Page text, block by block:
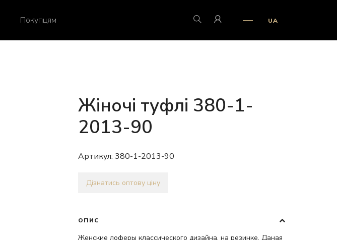
Покупцям UA
Жіночі туфлі 380-1-
2013-90
Артикул: 380-1-2013-90
Дізнатись оптову ціну
ОПИС
Женские лоферы классического дизайна, на резинке. Даная